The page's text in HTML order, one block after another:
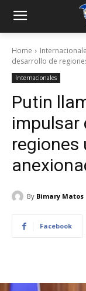
Home
desarrollo de
Internacionales
Putin
impulsar
regiones
By Bimary Matos
Facebook